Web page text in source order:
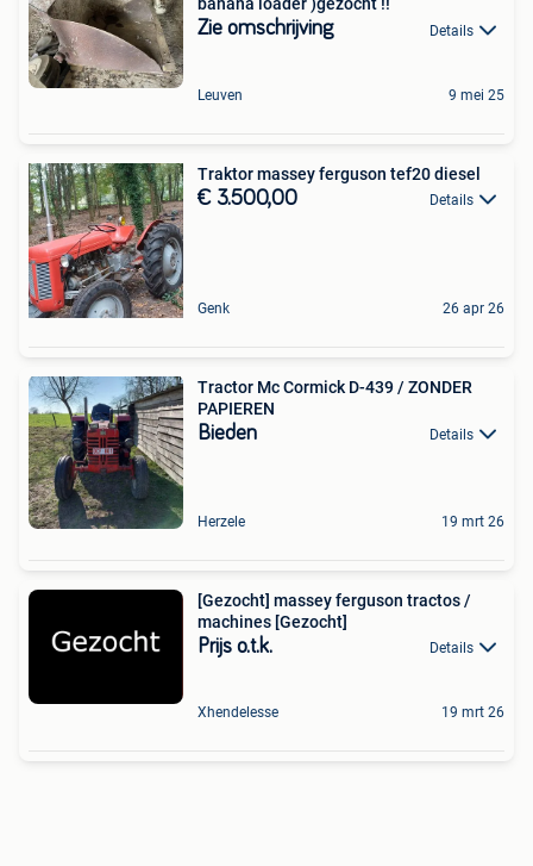
banana loader )gezocht !!
Zie omschrijving Details
Leuven 9 mei 25
Traktor massey ferguson tef20 diesel
€ 3.500,00 Details
Genk 26 apr 26
Tractor Mc Cormick D-439 / ZONDER
PAPIEREN
Bieden Details
Herzele 19 mrt 26
[Gezocht] massey ferguson tractos /
machines [Gezocht]
Prijs o.t.k. Details
Xhendelesse 19 mrt 26